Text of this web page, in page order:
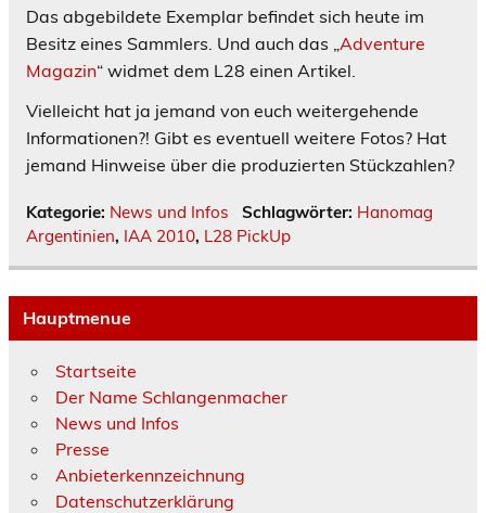
Das abgebildete Exemplar befindet sich heute im
Besitz eines Sammlers. Und auch das „ Adventure
Magazin“ widmet dem L28 einen Artikel.
Vielleicht hat ja jemand von euch weitergehende
Informationen?! Gibt es eventuell weitere Fotos? Hat
jemand Hinweise über die produzierten Stückzahlen?
Kategorie: News und Infos Schlagwörter: Hanomag
Argentinien, IAA 2010, L28 PickUp
Hauptmenue
Startseite
Der Name Schlangenmacher
News und Infos
Presse
Anbieterkennzeichnung
Datenschutzerklärung